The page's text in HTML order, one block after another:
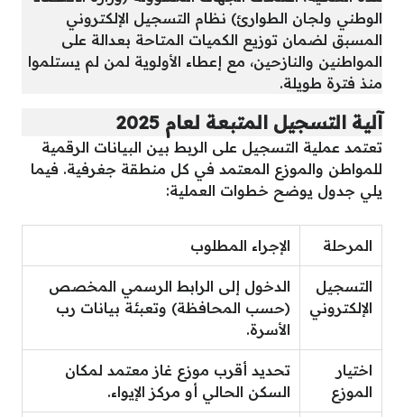
الوطني ولجان الطوارئ) نظام التسجيل الإلكتروني
المسبق لضمان توزيع الكميات المتاحة بعدالة على
المواطنين والنازحين، مع إعطاء الأولوية لمن لم يستلموا
منذ فترة طويلة.
آلية التسجيل المتبعة لعام 2025
تعتمد عملية التسجيل على الربط بين البيانات الرقمية
للمواطن والموزع المعتمد في كل منطقة جغرفية. فيما
يلي جدول يوضح خطوات العملية:
المرحلة الإجراء المطلوب
التسجيل
الإلكتروني
الدخول إلى الرابط الرسمي المخصص
(حسب المحافظة) وتعبئة بيانات رب
الأسرة.
اختيار
الموزع
تحديد أقرب موزع غاز معتمد لمكان
السكن الحالي أو مركز الإيواء.